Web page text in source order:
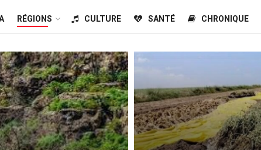
RÉGIONS CULTURE SANTÉ CHRONIQUE